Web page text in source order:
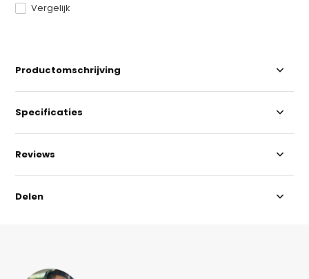
Vergelijk
Productomschrijving
Specificaties
Reviews
Delen